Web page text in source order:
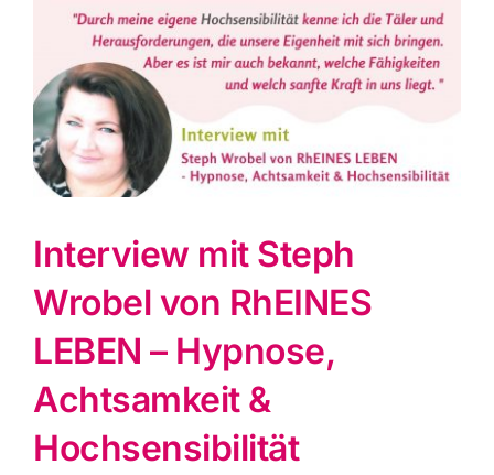
grösseres
Interview mit Steph
Wrobel von RhEINES
LEBEN – Hypnose,
Achtsamkeit &
Hochsensibilität